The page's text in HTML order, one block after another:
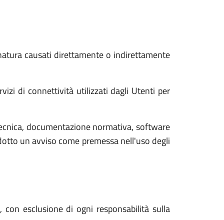
causati direttamente o indirettamente
di connettività utilizzati dagli Utenti per
documentazione normativa, software
un avviso come premessa nell'uso degli
esclusione di ogni responsabilità sulla